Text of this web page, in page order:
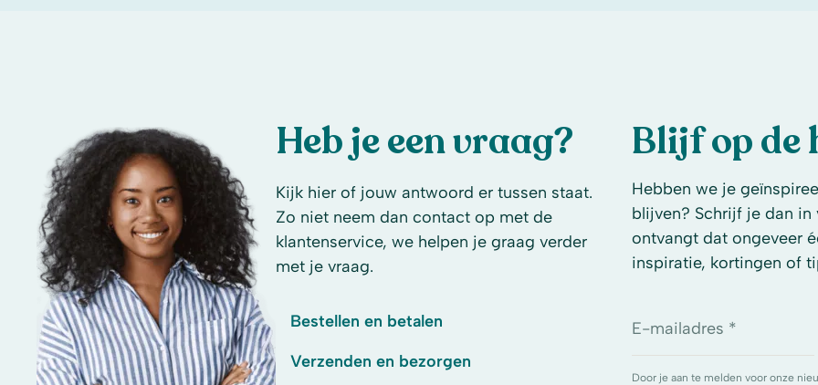
Heb je een vraag?
Kijk hier of jouw antwoord er tussen staat.
Zo niet neem dan contact op met de
klantenservice, we helpen je graag verder
met je vraag.
Bestellen en betalen
Verzenden en bezorgen
Blijf op de
Hebben we je
blijven? Schrijf je dan
ontvangt dat ongeveer
inspiratie, kortingen of
E-mailadres *
Door je aan te melden voor onze